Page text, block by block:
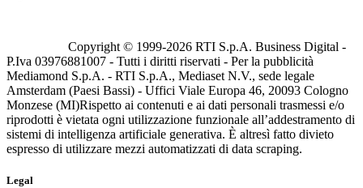
Copyright © 1999-2026 RTI S.p.A. Business Digital -
P.Iva 03976881007 - Tutti i diritti riservati - Per la pubblicità
Mediamond S.p.A. - RTI S.p.A., Mediaset N.V., sede legale
Amsterdam (Paesi Bassi) - Uffici Viale Europa 46, 20093 Cologno
Monzese (MI)Rispetto ai contenuti e ai dati personali trasmessi e/o
riprodotti è vietata ogni utilizzazione funzionale all’addestramento di
sistemi di intelligenza artificiale generativa. È altresì fatto divieto
espresso di utilizzare mezzi automatizzati di data scraping.
Legal